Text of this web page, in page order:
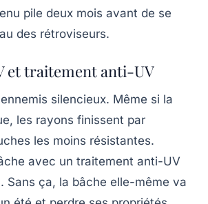
pile deux mois avant de se
des rétroviseurs.
et traitement anti-UV
silencieux. Même si la
les rayons finissent par
les moins résistantes.
avec un traitement anti-UV
. Sans ça, la bâche elle-même va